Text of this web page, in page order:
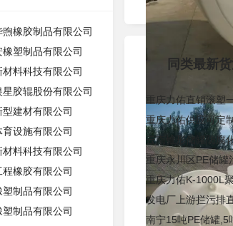
橡胶制品有限公司
塑制品有限公司
材料科技有限公司
胶辊股份有限公司
建材有限公司
设施有限公司
料科技有限公司
橡胶有限公司
制品有限公司
制品有限公司
同类最新
重庆力佑直销滚塑
重庆力佑供应可定
云南锥形储罐防腐
重庆永川区PE储罐
重庆力佑K-1000L
发电厂上游拦污排
南宁15吨PE储罐,5